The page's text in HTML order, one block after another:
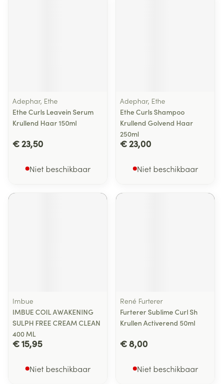
Adephar, Ethe
Ethe Curls Leavein Serum
Krullend Haar 150ml
€ 23,50
Niet beschikbaar
Adephar, Ethe
Ethe Curls Shampoo
Krullend Golvend Haar
250ml
€ 23,00
Niet beschikbaar
Imbue
IMBUE COIL AWAKENING
SULPH FREE CREAM CLEAN
400 ML
€ 15,95
Niet beschikbaar
René Furterer
Furterer Sublime Curl Sh
Krullen Activerend 50ml
€ 8,00
Niet beschikbaar